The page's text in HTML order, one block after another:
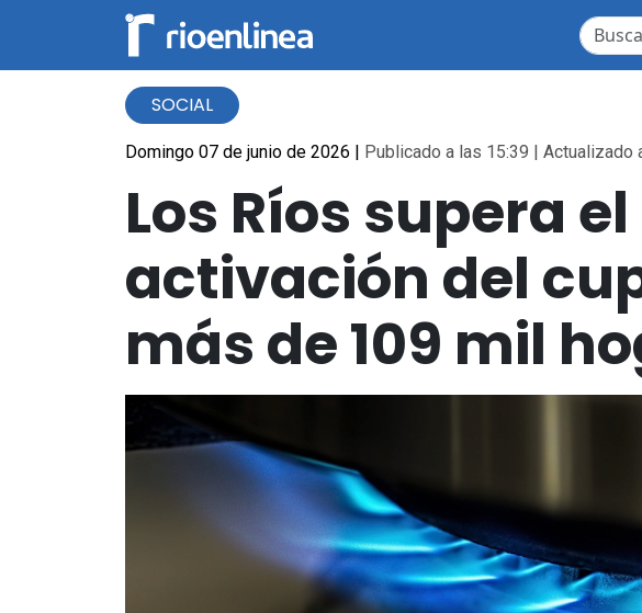
SOCIAL
Domingo 07 de junio de 2026 | Publicado a las 15:39 | Actualizado
Los Ríos supera
activación del
más de 109 mil